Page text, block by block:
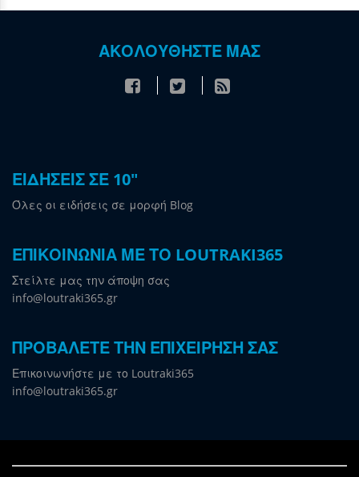
ΑΚΟΛΟΥΘΗΣΤΕ ΜΑΣ
ΕΙΔΗΣΕΙΣ ΣΕ 10"
Όλες οι ειδήσεις σε μορφή Blog
ΕΠΙΚΟΙΝΩΝΙΑ ΜΕ ΤΟ LOUTRAKI365
Στείλτε μας την άποψη σας
info@loutraki365.gr
ΠΡΟΒΑΛΕΤΕ ΤΗΝ ΕΠΙΧΕΙΡΗΣΗ ΣΑΣ
Επικοινωνήστε με το Loutraki365
info@loutraki365.gr